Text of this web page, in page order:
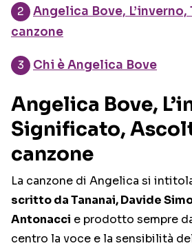
Angelica Bove,
canzone
Chi è Angelica Bove
Angelica Bove,
Significato,
canzone
La canzone di Angelica si
scritto da Tananai, Davide
Antonacci e prodotto sempre
centro la voce e la sensibilità